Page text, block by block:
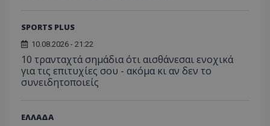
SPORTS PLUS
10.08.2026 - 21:22
10 τρανταχτά σημάδια ότι αισθάνεσαι ενοχικά
για τις επιτυχίες σου - ακόμα κι αν δεν το
συνειδητοποιείς
ΕΛΛΑΔΑ